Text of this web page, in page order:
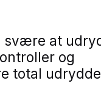
at
og
total